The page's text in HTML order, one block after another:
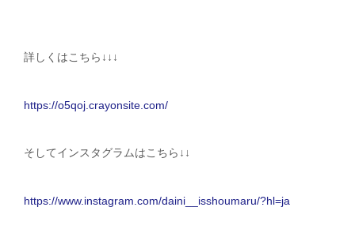
詳しくはこちら↓↓↓
https://o5qoj.crayonsite.com/
そしてインスタグラムはこちら↓↓
https://www.instagram.com/daini__isshoumaru/?hl=ja